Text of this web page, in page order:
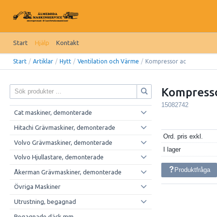
Start Hjälp Kontakt
Start / Artiklar / Hytt / Ventilation och Värme / Kompressor ac
Cat maskiner, demonterade
Hitachi Grävmaskiner, demonterade
Volvo Grävmaskiner, demonterade
Volvo Hjullastare, demonterade
Åkerman Grävmaskiner, demonterade
Övriga Maskiner
Utrustning, begagnad
15082742
Ord. pris exkl.
I lager
Produktfråga